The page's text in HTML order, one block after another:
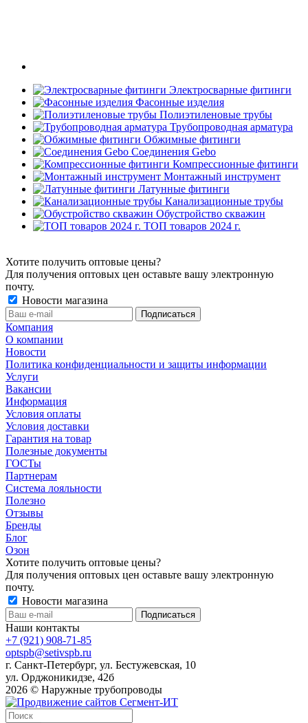
Электросварные фитинги
Фасонные изделия
Полиэтиленовые трубы
Трубопроводная арматура
Обжимные фитинги
Соединения Gebo
Компрессионные фитинги
Монтажный инструмент
Латунные фитинги
Канализационные трубы
Обустройство скважин
ТОП товаров 2024 г.
Хотите получить оптовые цены?
Для получения оптовых цен оставьте вашу электронную
почту.
Новости магазина
Компания
О компании
Новости
Политика конфиденциальности и защиты информации
Услуги
Вакансии
Информация
Условия оплаты
Условия доставки
Гарантия на товар
Полезные документы
ГОСТы
Партнерам
Система лояльности
Полезно
Отзывы
Бренды
Блог
Озон
Хотите получить оптовые цены?
Для получения оптовых цен оставьте вашу электронную
почту.
Новости магазина
Наши контакты
+7 (921) 908-71-85
optspb@setivspb.ru
г. Санкт-Петербург, ул. Бестужевская, 10
ул. Орджоникидзе, 42б
2026 © Наружные трубопроводы